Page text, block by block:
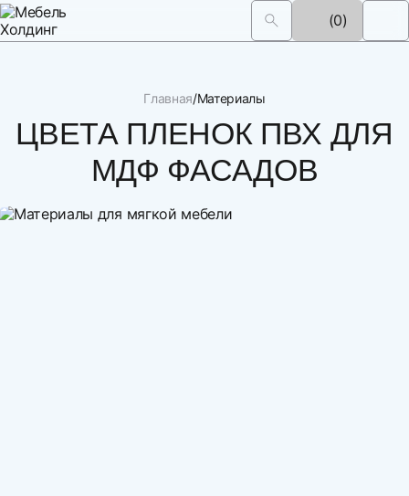
(0)
Главная Материалы
ЦВЕТА ПЛЕНОК ПВХ ДЛЯ
МДФ ФАСАДОВ